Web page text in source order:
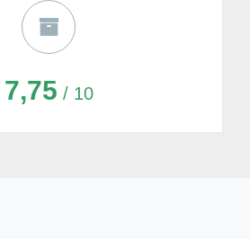
7,75 / 10